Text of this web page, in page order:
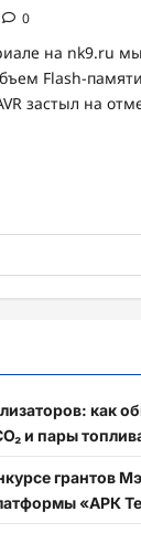
0
на nk9.ru
Flash-
застыл на
как
и пары
грантов
«АРК